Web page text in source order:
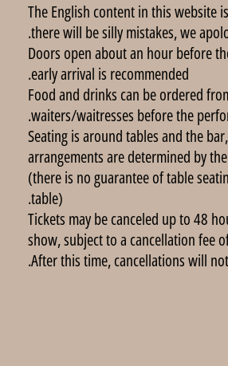
The English content in this website
there will be silly mistakes, we
Doors open about an hour before
early arrival is recommended.
Food and drinks can be ordered
waiters/waitresses before the
Seating is around tables and the
arrangements are determined by
(there is no guarantee of table
table).
Tickets may be canceled up to 48
show, subject to a cancellation fee
After this time, cancellations will